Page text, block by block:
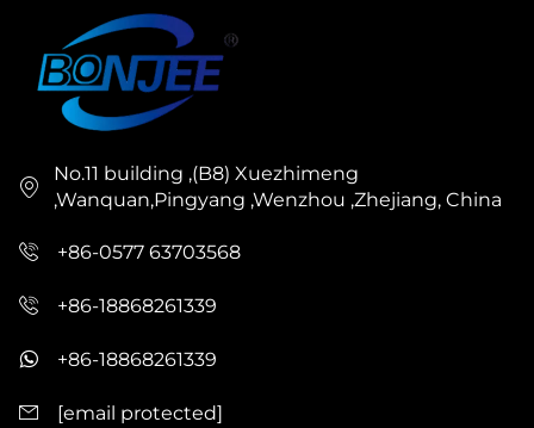
No.11 building ,(B8) Xuezhimeng
,Wanquan,Pingyang ,Wenzhou ,Zhejiang, China
+86-0577 63703568
+86-18868261339
+86-18868261339
[email protected]